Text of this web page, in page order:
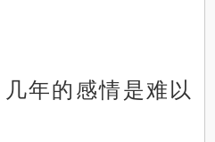
年的感情是难以